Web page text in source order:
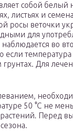
собой белый
листьях и
росы веточки
для
во
если
Для
50 °С не
Перед